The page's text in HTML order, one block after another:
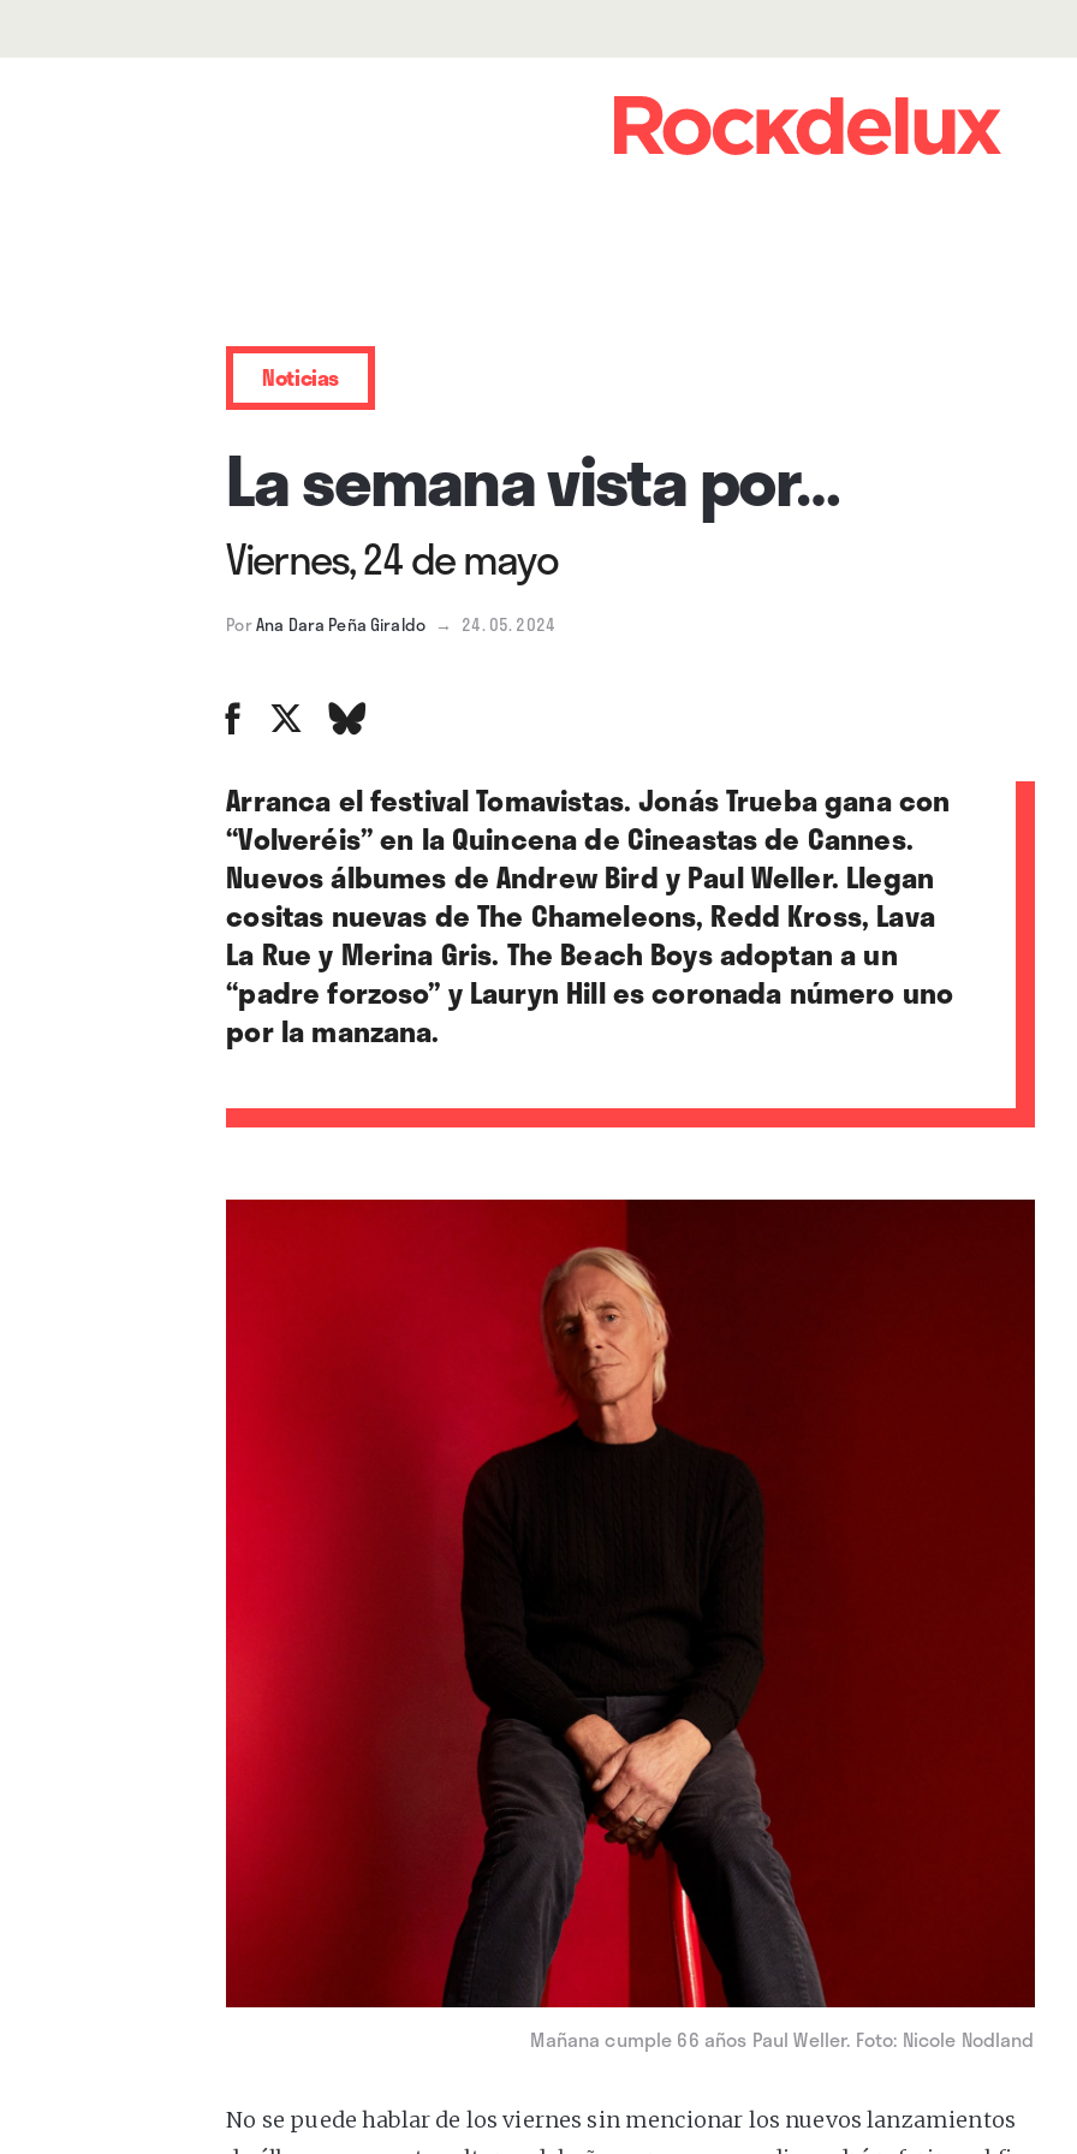
Noticias
La semana vista por…
Viernes, 24 de mayo
PorAna Dara Peña Giraldo → 24. 05. 2024
Arranca el festival Tomavistas. Jonás Trueba gana con
“Volveréis” en la Quincena de Cineastas de Cannes.
Nuevos álbumes de Andrew Bird y Paul Weller. Llegan
cositas nuevas de The Chameleons, Redd Kross, Lava
La Rue y Merina Gris. The Beach Boys adoptan a un
“padre forzoso” y Lauryn Hill es coronada número uno
por la manzana.
Mañana cumple 66 años Paul Weller. Foto: Nicole Nodland
No se puede hablar de los viernes sin mencionar los nuevos lanzamientos